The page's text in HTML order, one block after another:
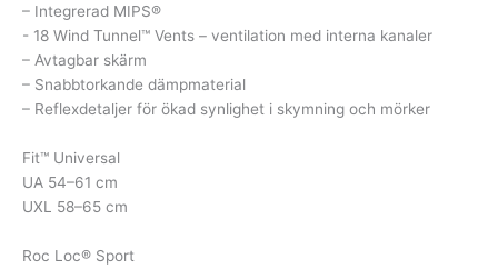
– Integrerad MIPS®
​- 18 Wind Tunnel™ Vents – ventilation med interna kanaler
– Avtagbar skärm
– Snabbtorkande dämpmaterial
– Reflexdetaljer för ökad synlighet i skymning och mörker
Fit™ Universal
UA 54–61 cm
UXL 58–65 cm
Roc Loc® Sport